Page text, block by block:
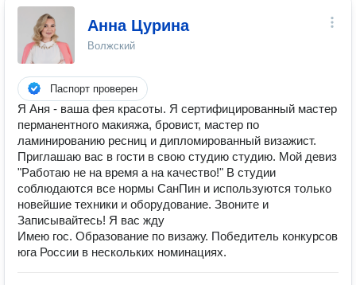
Анна Цурина
Волжский
Паспорт проверен
Я Аня - ваша фея красоты. Я сертифицированный мастер
перманентного макияжа, бровист, мастер по
ламинированию ресниц и дипломированный визажист.
Приглашаю вас в гости в свою студию студию. Мой девиз
"Работаю не на время а на качество!" В студии
соблюдаются все нормы СанПин и используются только
новейшие техники и оборудование. Звоните и
Записывайтесь! Я вас жду
Имею гос. Образование по визажу. Победитель конкурсов
юга России в нескольких номинациях.